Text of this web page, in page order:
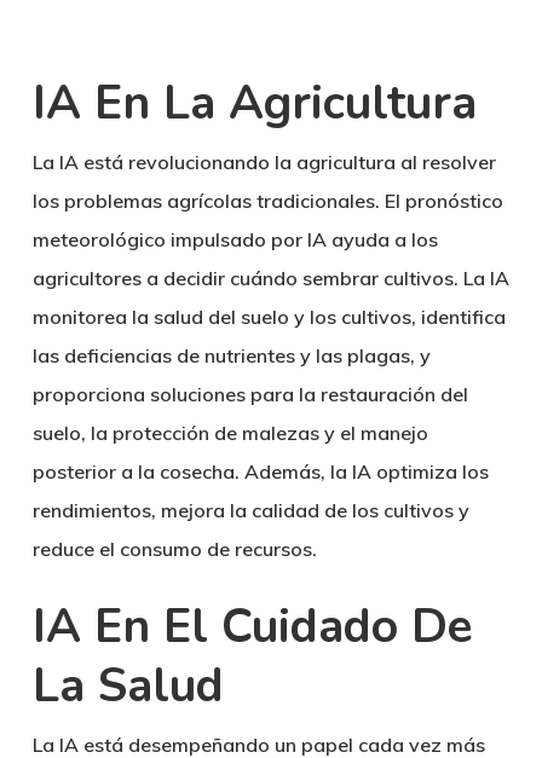
IA En La Agricultura
La IA está revolucionando la agricultura al resolver
los problemas agrícolas tradicionales. El pronóstico
meteorológico impulsado por IA ayuda a los
agricultores a decidir cuándo sembrar cultivos. La IA
monitorea la salud del suelo y los cultivos, identifica
las deficiencias de nutrientes y las plagas, y
proporciona soluciones para la restauración del
suelo, la protección de malezas y el manejo
posterior a la cosecha. Además, la IA optimiza los
rendimientos, mejora la calidad de los cultivos y
reduce el consumo de recursos.
IA En El Cuidado De
La Salud
La IA está desempeñando un papel cada vez más